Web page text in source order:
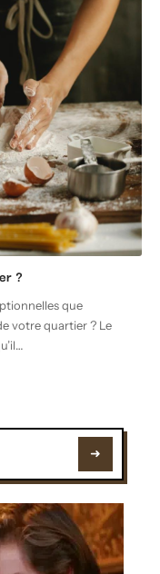
?
que
votre quartier ? Le
…